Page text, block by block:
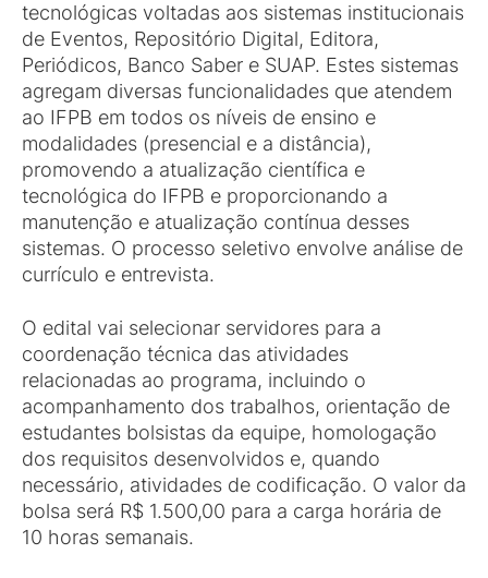
tecnológicas voltadas aos sistemas institucionais
de Eventos, Repositório Digital, Editora,
Periódicos, Banco Saber e SUAP. Estes sistemas
agregam diversas funcionalidades que atendem
ao IFPB em todos os níveis de ensino e
modalidades (presencial e a distância),
promovendo a atualização científica e
tecnológica do IFPB e proporcionando a
manutenção e atualização contínua desses
sistemas. O processo seletivo envolve análise de
currículo e entrevista.
O edital vai selecionar servidores para a
coordenação técnica das atividades
relacionadas ao programa, incluindo o
acompanhamento dos trabalhos, orientação de
estudantes bolsistas da equipe, homologação
dos requisitos desenvolvidos e, quando
necessário, atividades de codificação. O valor da
bolsa será R$ 1.500,00 para a carga horária de
10 horas semanais.